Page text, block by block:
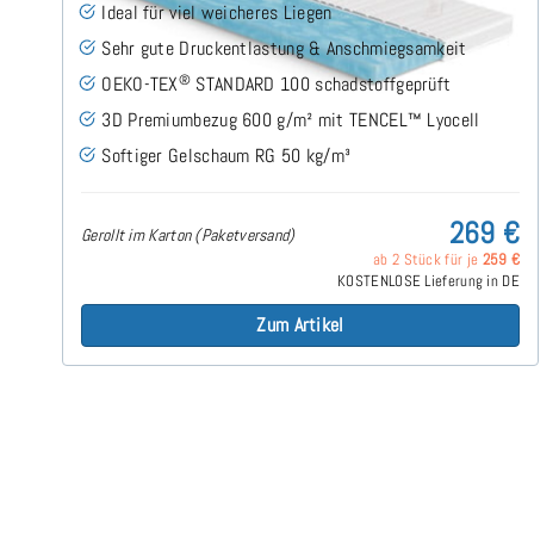
Ideal für viel weicheres Liegen
Sehr gute Druckentlastung & Anschmiegsamkeit
OEKO-TEX® STANDARD 100 schadstoffgeprüft
3D Premiumbezug 600 g/m² mit TENCEL™ Lyocell
Softiger Gelschaum RG 50 kg/m³
Gerollt im Karton (Paketversand) 269 €
ab 2 Stück für je 259 €
KOSTENLOSE Lieferung in DE
Zum Artikel